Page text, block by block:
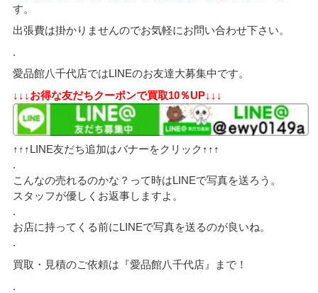
す。
出張費は掛かりませんのでお気軽にお問い合わせ下さい。
.
愛品館八千代店ではLINEのお友達大募集中です。
↓↓↓お得な友だちクーポンで買取10％UP↓↓↓
↑↑↑LINE友だち追加はバナーをクリック↑↑↑
.
こんなの売れるのかな？って時はLINEで写真を送ろう。
スタッフが優しくお返事しますよ。
.
お店に持ってくる前にLINEで写真を送るのが良いね。
.
買取・見積のご依頼は『愛品館八千代店』まで！
.